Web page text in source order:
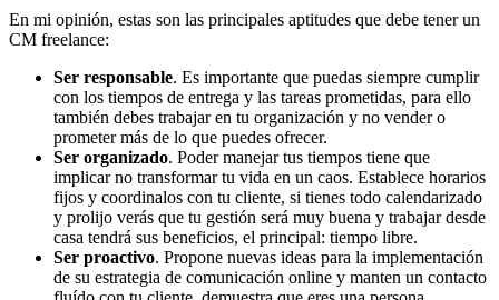
En mi opinión, estas son las principales aptitudes que debe tener un
CM freelance:
Ser responsable. Es importante que puedas siempre cumplir
con los tiempos de entrega y las tareas prometidas, para ello
también debes trabajar en tu organización y no vender o
prometer más de lo que puedes ofrecer.
Ser organizado. Poder manejar tus tiempos tiene que
implicar no transformar tu vida en un caos. Establece horarios
fijos y coordinalos con tu cliente, si tienes todo calendarizado
y prolijo verás que tu gestión será muy buena y trabajar desde
casa tendrá sus beneficios, el principal: tiempo libre.
Ser proactivo. Propone nuevas ideas para la implementación
de su estrategia de comunicación online y manten un contacto